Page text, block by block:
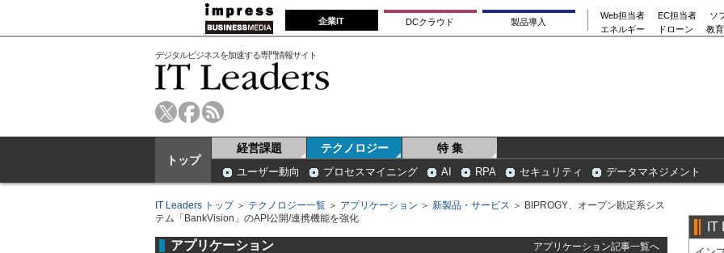
企業IT DCクラウド 製品導入
Web担当者 EC担当者
ソ
エネルギー
ドローン 教
デジタルビジネスを加速する専門情報サイト
トップ
経営課題 テクノロジー 特 集
ユーザー動向 プロセスマイニング AI RPA セキュリティ データマネジメント
IT Leaders トップ＞ テクノロジー一覧 ＞ アプリケーション ＞ 新製品・サービス ＞ BIPROGY、オープン勘定系シス
テム「BankVision」のAPI公開/連携機能を強化
アプリケーション
アプリケーション記事一覧へ
IT